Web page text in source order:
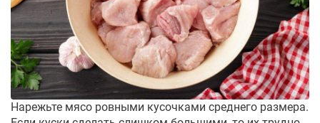
Нарежьте мясо ровными кусочками среднего размера.